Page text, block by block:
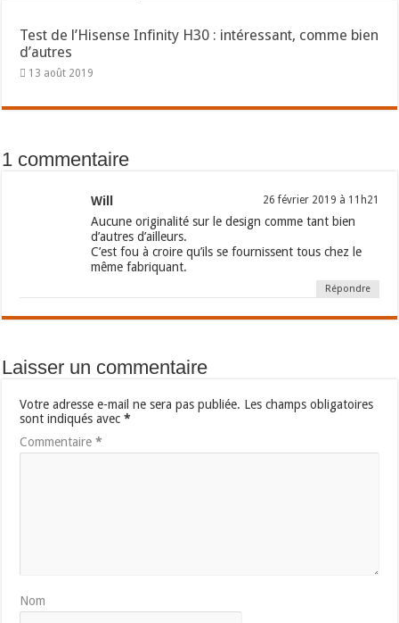
Test de l’Hisense Infinity H30 : intéressant, comme bien
d’autres
13 août 2019
1 commentaire
Will 26 février 2019 à 11h21
Aucune originalité sur le design comme tant bien
d’autres d’ailleurs.
C’est fou à croire qu’ils se fournissent tous chez le
même fabriquant.
Répondre
Laisser un commentaire
Votre adresse e-mail ne sera pas publiée. Les champs obligatoires
sont indiqués avec*
Commentaire*
Nom